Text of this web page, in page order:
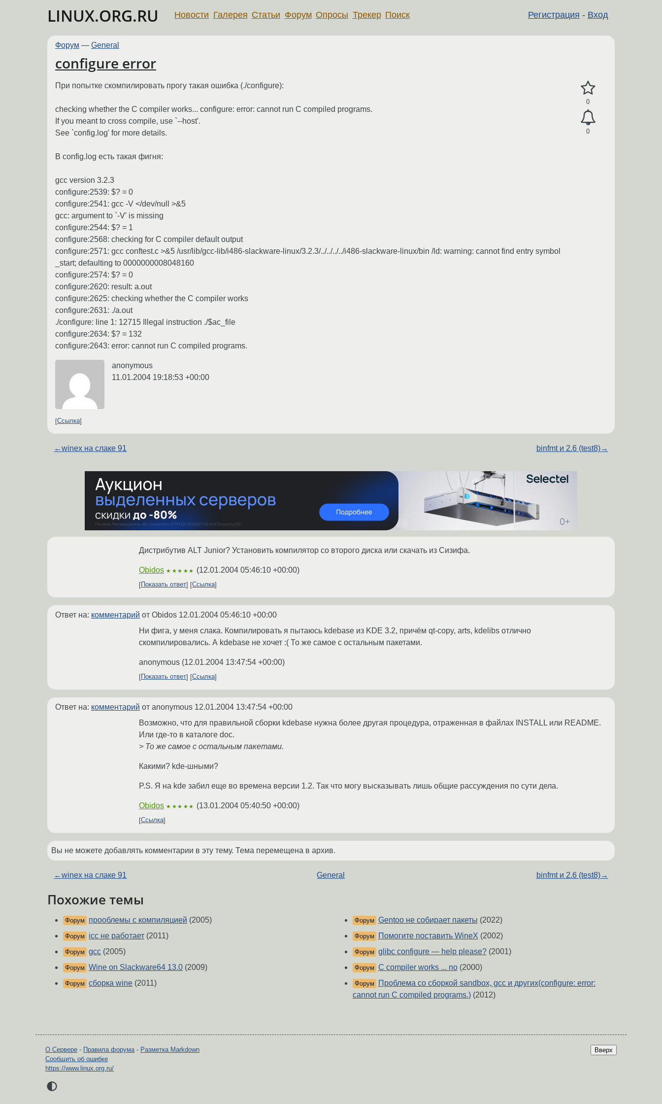
LINUX.ORG.RU Регистрация - Вход
Новости Галерея Статьи Форум Опросы Трекер Поиск
Форум — General
configure error
0
0
При попытке скомпилировать прогу такая ошибка (./configure):
checking whether the C compiler works... configure: error: cannot run C compiled programs.
If you meant to cross compile, use `--host'.
See `config.log' for more details.
В config.log есть такая фигня:
gcc version 3.2.3
configure:2539: $? = 0
configure:2541: gcc -V </dev/null >&5
gcc: argument to `-V' is missing
configure:2544: $? = 1
configure:2568: checking for C compiler default output
configure:2571: gcc conftest.c >&5 /usr/lib/gcc-lib/i486-slackware-linux/3.2.3/../../../../i486-slackware-linux/bin /ld: warning: cannot find entry symbol
_start; defaulting to 0000000008048160
configure:2574: $? = 0
configure:2620: result: a.out
configure:2625: checking whether the C compiler works
configure:2631: ./a.out
./configure: line 1: 12715 Illegal instruction ./$ac_file
configure:2634: $? = 132
configure:2643: error: cannot run C compiled programs.
anonymous
11.01.2004 19:18:53 +00:00
Ссылка
←winex на слаке 91 binfmt и 2.6 (test8)→
Дистрибутив ALT Junior? Установить компилятор со второго диска или скачать из Сизифа.
Obidos ★★★★★ (12.01.2004 05:46:10 +00:00)
Показать ответ Ссылка
Ответ на: комментарий от Obidos 12.01.2004 05:46:10 +00:00
Ни фига, у меня слака. Компилировать я пытаюсь kdebase из KDE 3.2, причём qt-copy, arts, kdelibs отлично
скомпилировались. А kdebase не хочет :( То же самое с остальным пакетами.
anonymous (12.01.2004 13:47:54 +00:00)
Показать ответ Ссылка
Ответ на: комментарий от anonymous 12.01.2004 13:47:54 +00:00
Возможно, что для правильной сборки kdebase нужна более другая процедура, отраженная в файлах INSTALL или README.
Или где-то в каталоге doc.
> То же самое с остальным пакетами.
Какими? kde-шными?
P.S. Я на kde забил еще во времена версии 1.2. Так что могу высказывать лишь общие рассуждения по сути дела.
Obidos ★★★★★ (13.01.2004 05:40:50 +00:00)
Ссылка
Вы не можете добавлять комментарии в эту тему. Тема перемещена в архив.
←winex на слаке 91 General binfmt и 2.6 (test8)→
Похожие темы
Форум прооблемы с компиляцией (2005)
Форум icc не работает (2011)
Форум gcc (2005)
Форум Wine on Slackware64 13.0 (2009)
Форум сборка wine (2011)
Форум Gentoo не собирает пакеты (2022)
Форум Помогите поставить WineX (2002)
Форум glibc configure — help please?(2001)
Форум C compiler works ... no(2000)
Форум
Проблема со сборкой sandbox, gcc и других(configure: error:
cannot run C compiled programs.)(2012)
Вверх
О Сервере - Правила форума- Разметка Markdown
Сообщить об ошибке
https://www.linux.org.ru/